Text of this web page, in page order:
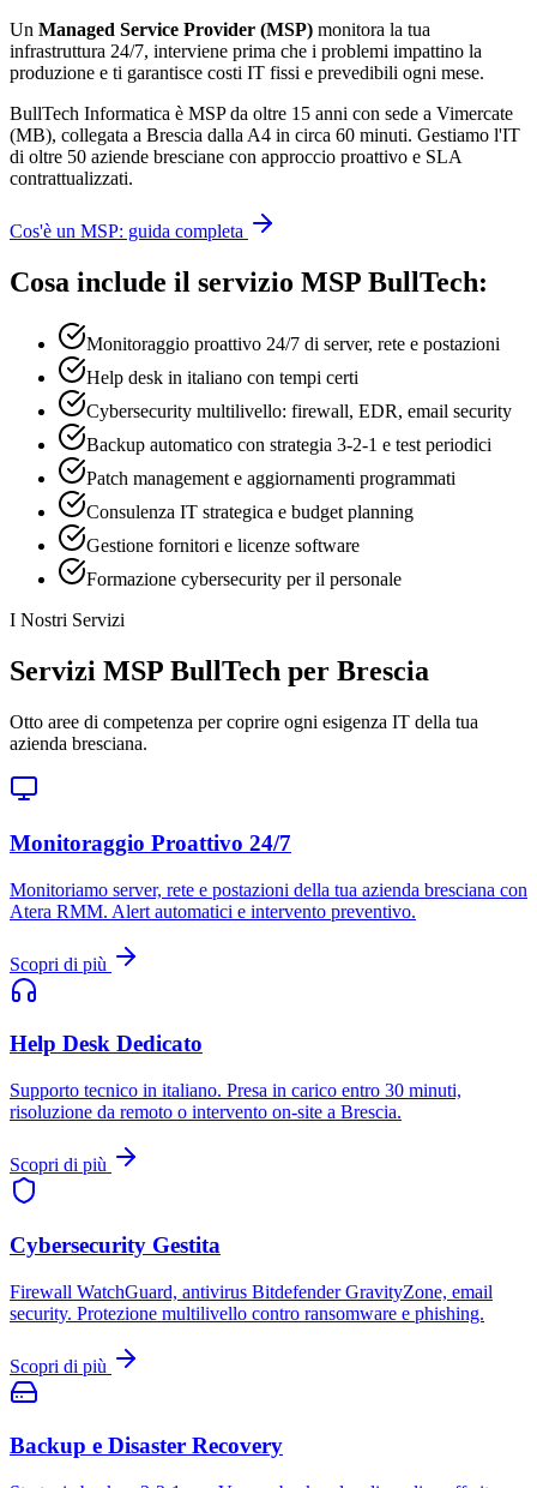
Un Managed Service Provider (MSP) monitora la tua
infrastruttura 24/7, interviene prima che i problemi impattino la
produzione e ti garantisce costi IT fissi e prevedibili ogni mese.
BullTech Informatica è MSP da oltre 15 anni con sede a Vimercate
(MB), collegata a Brescia dalla A4 in circa 60 minuti. Gestiamo l'IT
di oltre 50 aziende bresciane con approccio proattivo e SLA
contrattualizzati.
Cos'è un MSP: guida completa
Cosa include il servizio MSP BullTech:
Monitoraggio proattivo 24/7 di server, rete e postazioni
Help desk in italiano con tempi certi
Cybersecurity multilivello: firewall, EDR, email security
Backup automatico con strategia 3-2-1 e test periodici
Patch management e aggiornamenti programmati
Consulenza IT strategica e budget planning
Gestione fornitori e licenze software
Formazione cybersecurity per il personale
I Nostri Servizi
Servizi MSP BullTech per Brescia
Otto aree di competenza per coprire ogni esigenza IT della tua
azienda bresciana.
Monitoraggio Proattivo 24/7
Monitoriamo server, rete e postazioni della tua azienda bresciana con
Atera RMM. Alert automatici e intervento preventivo.
Scopri di più
Help Desk Dedicato
Supporto tecnico in italiano. Presa in carico entro 30 minuti,
risoluzione da remoto o intervento on-site a Brescia.
Scopri di più
Cybersecurity Gestita
Firewall WatchGuard, antivirus Bitdefender GravityZone, email
security. Protezione multilivello contro ransomware e phishing.
Scopri di più
Backup e Disaster Recovery